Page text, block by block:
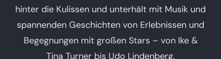
hinter die Kulissen und unterhält mit Musik und
spannenden Geschichten von Erlebnissen und
Begegnungen mit großen Stars – von Ike &
Tina Turner bis Udo Lindenberg.